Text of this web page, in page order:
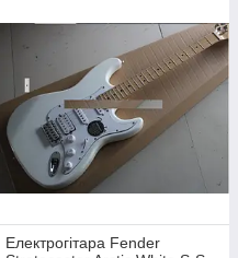
Електрогітара Fender